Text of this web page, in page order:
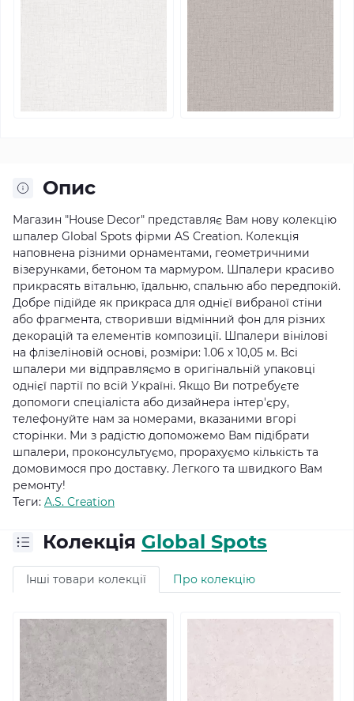
Опис
Магазин "House Decor" представляє Вам нову колекцію
шпалер Global Spots фірми AS Creation. Колекція
наповнена різними орнаментами, геометричними
візерунками, бетоном та мармуром. Шпалери красиво
прикрасять вітальню, їдальню, спальню або передпокій.
Добре підійде як прикраса для однієї вибраної стіни
або фрагмента, створивши відмінний фон для різних
декорацій та елементів композиції. Шпалери вінілові
на флізеліновій основі, розміри: 1.06 х 10,05 м. Всі
шпалери ми відправляємо в оригінальній упаковці
однієї партії по всій Україні. Якщо Ви потребуєте
допомоги спеціаліста або дизайнера інтер'єру,
телефонуйте нам за номерами, вказаними вгорі
сторінки. Ми з радістю допоможемо Вам підібрати
шпалери, проконсультуємо, прорахуємо кількість та
домовимося про доставку. Легкого та швидкого Вам
ремонту!
Теги: A.S. Creation
Колекція Global Spots
Інші товари колекції Про колекцію